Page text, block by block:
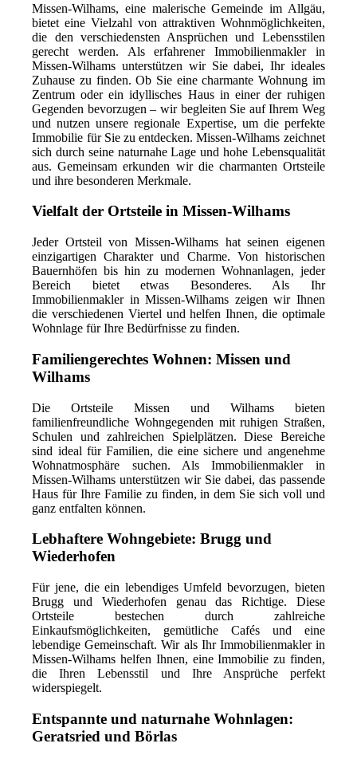
Missen-Wilhams, eine malerische Gemeinde im Allgäu,
bietet eine Vielzahl von attraktiven Wohnmöglichkeiten,
die den verschiedensten Ansprüchen und Lebensstilen
gerecht werden. Als erfahrener Immobilienmakler in
Missen-Wilhams unterstützen wir Sie dabei, Ihr ideales
Zuhause zu finden. Ob Sie eine charmante Wohnung im
Zentrum oder ein idyllisches Haus in einer der ruhigen
Gegenden bevorzugen – wir begleiten Sie auf Ihrem Weg
und nutzen unsere regionale Expertise, um die perfekte
Immobilie für Sie zu entdecken. Missen-Wilhams zeichnet
sich durch seine naturnahe Lage und hohe Lebensqualität
aus. Gemeinsam erkunden wir die charmanten Ortsteile
und ihre besonderen Merkmale.
Vielfalt der Ortsteile in Missen-Wilhams
Jeder Ortsteil von Missen-Wilhams hat seinen eigenen
einzigartigen Charakter und Charme. Von historischen
Bauernhöfen bis hin zu modernen Wohnanlagen, jeder
Bereich bietet etwas Besonderes. Als Ihr
Immobilienmakler in Missen-Wilhams zeigen wir Ihnen
die verschiedenen Viertel und helfen Ihnen, die optimale
Wohnlage für Ihre Bedürfnisse zu finden.
Familiengerechtes Wohnen: Missen und
Wilhams
Die Ortsteile Missen und Wilhams bieten
familienfreundliche Wohngegenden mit ruhigen Straßen,
Schulen und zahlreichen Spielplätzen. Diese Bereiche
sind ideal für Familien, die eine sichere und angenehme
Wohnatmosphäre suchen. Als Immobilienmakler in
Missen-Wilhams unterstützen wir Sie dabei, das passende
Haus für Ihre Familie zu finden, in dem Sie sich voll und
ganz entfalten können.
Lebhaftere Wohngebiete: Brugg und
Wiederhofen
Für jene, die ein lebendiges Umfeld bevorzugen, bieten
Brugg und Wiederhofen genau das Richtige. Diese
Ortsteile bestechen durch zahlreiche
Einkaufsmöglichkeiten, gemütliche Cafés und eine
lebendige Gemeinschaft. Wir als Ihr Immobilienmakler in
Missen-Wilhams helfen Ihnen, eine Immobilie zu finden,
die Ihren Lebensstil und Ihre Ansprüche perfekt
widerspiegelt.
Entspannte und naturnahe Wohnlagen:
Geratsried und Börlas